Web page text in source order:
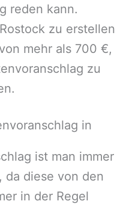
reden kann.
Rostockzu erstellen
mehr als 700 €,
zu
in
ist man immer
da diese von den
in der Regel